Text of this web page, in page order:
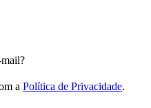
a Política de Privacidade.